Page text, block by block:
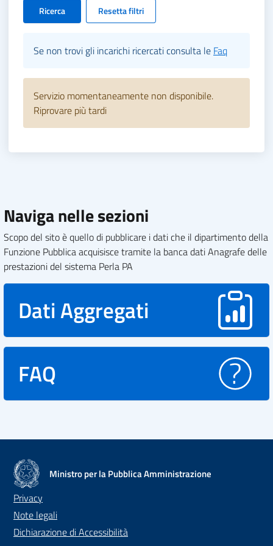
Ricerca Resetta filtri
Se non trovi gli incarichi ricercati consulta le Faq
Servizio momentaneamente non disponibile.
Riprovare più tardi
Naviga nelle sezioni
Scopo del sito è quello di pubblicare i dati che il dipartimento della
Funzione Pubblica acquisisce tramite la banca dati Anagrafe delle
prestazioni del sistema Perla PA
Dati Aggregati
FAQ
Ministro per la Pubblica Amministrazione
Privacy
Note legali
Dichiarazione di Accessibilità